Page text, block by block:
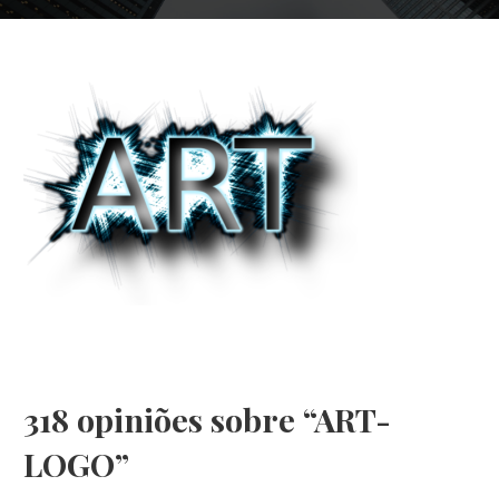
318 opiniões sobre “ART-
LOGO”